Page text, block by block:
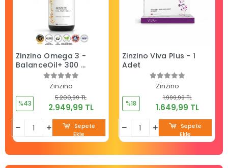
Zinzino Omega 3 -
BalanceOil+ 300 ml
- 2 ADET - Portakal
Limon NaneZinzino
%43
5.200,99 TL
2.949,99 TL
Sepete
Ekle
Zinzino Viva Plus - 1
Adet
Zinzino
%18
1.999,99 TL
1.649,99 TL
Sepete
Ekle